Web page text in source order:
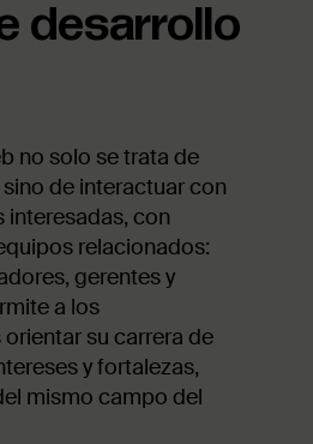
desarrollo
no solo se trata de
de interactuar con
interesadas, con
relacionados:
gerentes y
a los
su carrera de
y fortalezas,
mismo campo del